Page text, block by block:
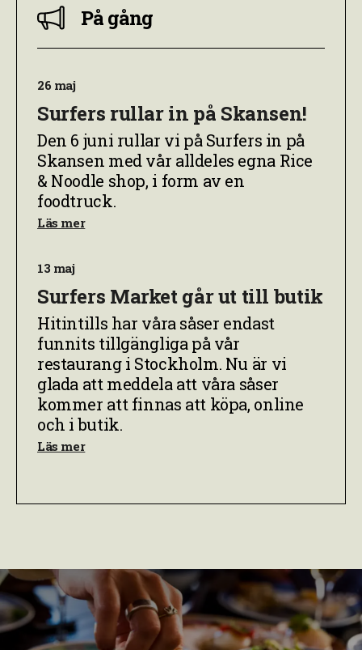
På gång
26 maj
Surfers rullar in på Skansen!
Den 6 juni rullar vi på Surfers in på
Skansen med vår alldeles egna Rice
& Noodle shop, i form av en
foodtruck.
Läs mer
13 maj
Surfers Market går ut till butik
Hitintills har våra såser endast
funnits tillgängliga på vår
restaurang i Stockholm. Nu är vi
glada att meddela att våra såser
kommer att finnas att köpa, online
och i butik.
Läs mer